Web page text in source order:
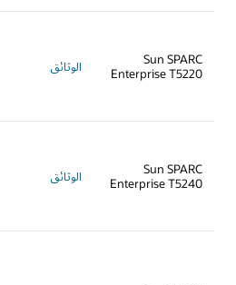
Sun SPARC
Enterprise T5220
الوثائق
Sun SPARC
Enterprise T5240
الوثائق